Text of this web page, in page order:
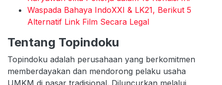
Waspada Bahaya IndoXXI & LK21, Berikut 5
Alternatif Link Film Secara Legal
Tentang Topindoku
Topindoku adalah perusahaan yang berkomitmen
memberdayakan dan mendorong pelaku usaha
UMKM di pasar tradisional. Diluncurkan melalui